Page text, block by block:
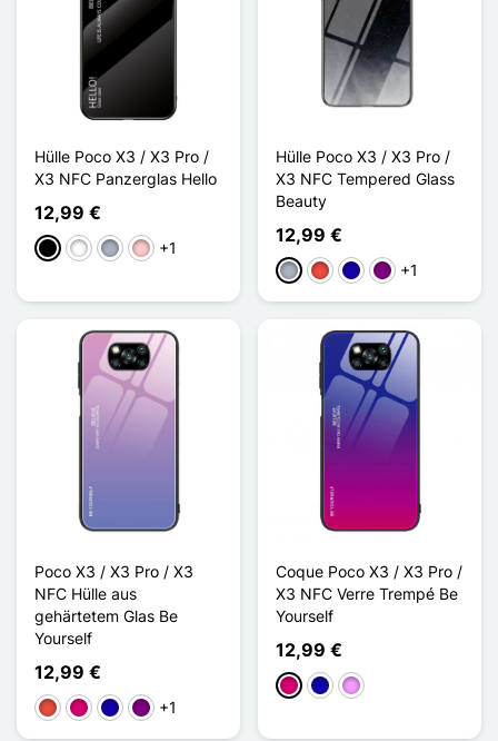
Hülle Poco X3 / X3 Pro /
X3 NFC Panzerglas Hello
12,99 €
Schwarz
WeißGrauPink+1
Hülle Poco X3 / X3 Pro /
X3 NFC Tempered Glass
Beauty
12,99 €
GrauRot Dunkelblau
Violett
+1
Poco X3 / X3 Pro / X3
NFC Hülle aus
gehärtetem Glas Be
Yourself
12,99 €
Rot MagentaDunkelblau
Violett
+1
Coque Poco X3 / X3 Pro /
X3 NFC Verre Trempé Be
Yourself
12,99 €
MagentaDunkelblau
Hellviolett